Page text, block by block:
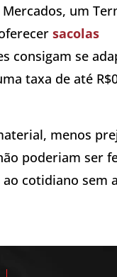
um
sacolas
consigam se
taxa de até
menos
poderiam ser
cotidiano sem